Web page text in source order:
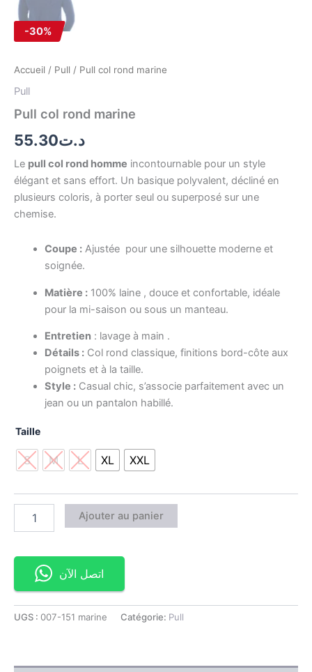
-30%
Accueil / Pull / Pull col rond marine
Pull
Pull col rond marine
د.ت55.30
Le pull col rond homme incontournable pour un style
élégant et sans effort. Un basique polyvalent, décliné en
plusieurs coloris, à porter seul ou superposé sur une
chemise.
Coupe :Ajustée pour une silhouette moderne et
soignée.
Matière :100% laine , douce et confortable, idéale
pour la mi-saison ou sous un manteau.
Entretien: lavage à main .
Détails :Col rond classique, finitions bord-côte aux
poignets et à la taille.
Style :Casual chic, s’associe parfaitement avec un
jean ou un pantalon habillé.
Taille
S M L XL XXL
Ajouter au panier
اتصل الآن
UGS : 007-151 marine Catégorie: Pull